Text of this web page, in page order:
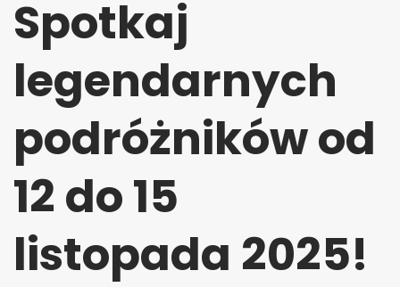
Spotkaj
legendarnych
podróżników od
12 do 15
listopada 2025!